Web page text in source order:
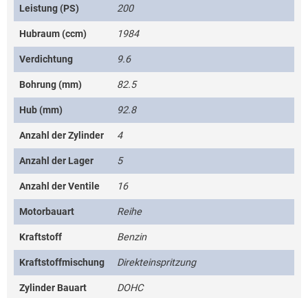
Leistung (PS) 200
Hubraum (ccm) 1984
Verdichtung 9.6
Bohrung (mm) 82.5
Hub (mm) 92.8
Anzahl der Zylinder 4
Anzahl der Lager 5
Anzahl der Ventile 16
Motorbauart Reihe
Kraftstoff Benzin
Kraftstoffmischung Direkteinspritzung
Zylinder Bauart DOHC